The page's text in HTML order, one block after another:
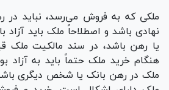
ملکی که به فروش می‌رسد، نباید
نهادی باشد و اصطلاحاً ملک باید آزاد
یا رهن باشد، در سند مالکیت ملک
هنگام خرید ملک حتماً باید به آزاد
ملک در رهن بانک یا شخص دیگری